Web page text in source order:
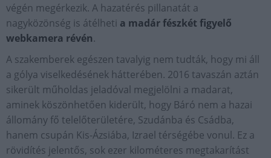
végén megérkezik. A hazatérés pillanatát a
nagyközönség is átélheti a madár fészkét figyelő
webkamera révén.
A szakemberek egészen tavalyig nem tudták, hogy mi áll
a gólya viselkedésének hátterében. 2016 tavaszán aztán
sikerült műholdas jeladóval megjelölni a madarat,
aminek köszönhetően kiderült, hogy Báró nem a hazai
állomány fő telelőterületére, Szudánba és Csádba,
hanem csupán Kis-Ázsiába, Izrael térségébe vonul. Ez a
rövidítés jelentős, sok ezer kilométeres megtakarítást